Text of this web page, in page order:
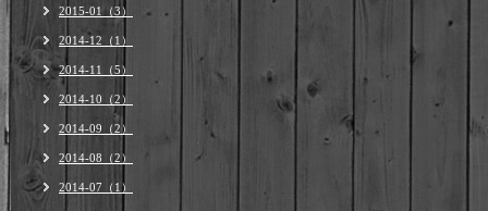
2015-01（3）
2014-12（1）
2014-11（5）
2014-10（2）
2014-09（2）
2014-08（2）
2014-07（1）